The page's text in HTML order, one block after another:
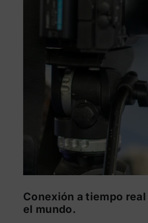
Conexión a tiempo
el mundo.